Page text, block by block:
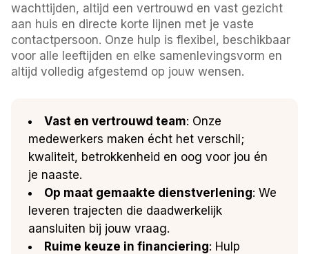
wachttijden, altijd een vertrouwd en vast gezicht
aan huis en directe korte lijnen met je vaste
contactpersoon. Onze hulp is flexibel, beschikbaar
voor alle leeftijden en elke samenlevingsvorm en
altijd volledig afgestemd op jouw wensen.
Vast en vertrouwd team: Onze
medewerkers maken écht het verschil;
kwaliteit, betrokkenheid en oog voor jou én
je naaste.
Op maat gemaakte dienstverlening: We
leveren trajecten die daadwerkelijk
aansluiten bij jouw vraag.
Ruime keuze in financiering: Hulp